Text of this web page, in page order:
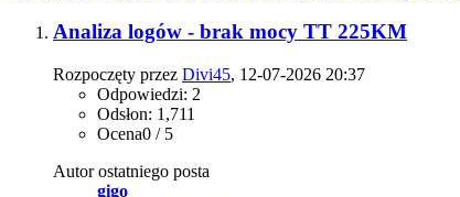
Analiza logów - brak mocy TT 225KM
Rozpoczęty przez Divi45, 12-07-2026 20:37
Odpowiedzi: 2
Odsłon: 1,711
Ocena0 / 5
Autor ostatniego posta
gigo